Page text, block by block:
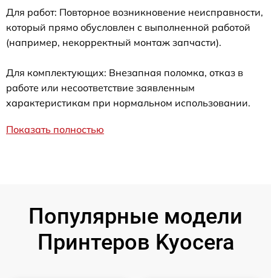
Для работ: Повторное возникновение неисправности,
который прямо обусловлен с выполненной работой
(например, некорректный монтаж запчасти).
Для комплектующих: Внезапная поломка, отказ в
работе или несоответствие заявленным
характеристикам при нормальном использовании.
Показать полностью
Популярные модели
Принтеров Kyocera